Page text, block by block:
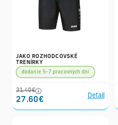
JAKO ROZHODCOVSKÉ
TRENÍRKY
dodanie 5-7 pracovných dní
31.40€
27.60€
Detail